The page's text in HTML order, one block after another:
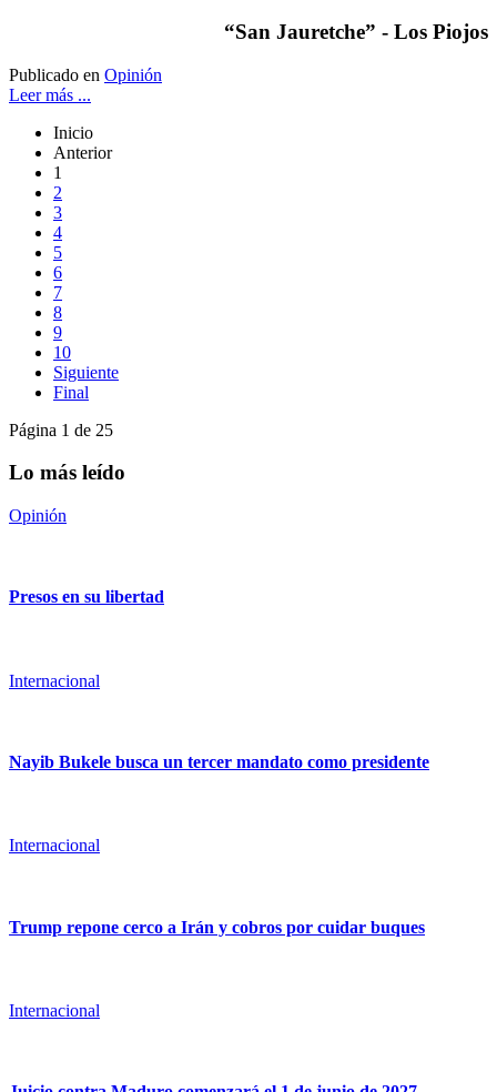
“San Jauretche” - Los Piojos
Publicado en Opinión
Leer más ...
Inicio
Anterior
1
2
3
4
5
6
7
8
9
10
Siguiente
Final
Página 1 de 25
Lo más leído
Opinión
Presos en su libertad
Internacional
Nayib Bukele busca un tercer mandato como presidente
Internacional
Trump repone cerco a Irán y cobros por cuidar buques
Internacional